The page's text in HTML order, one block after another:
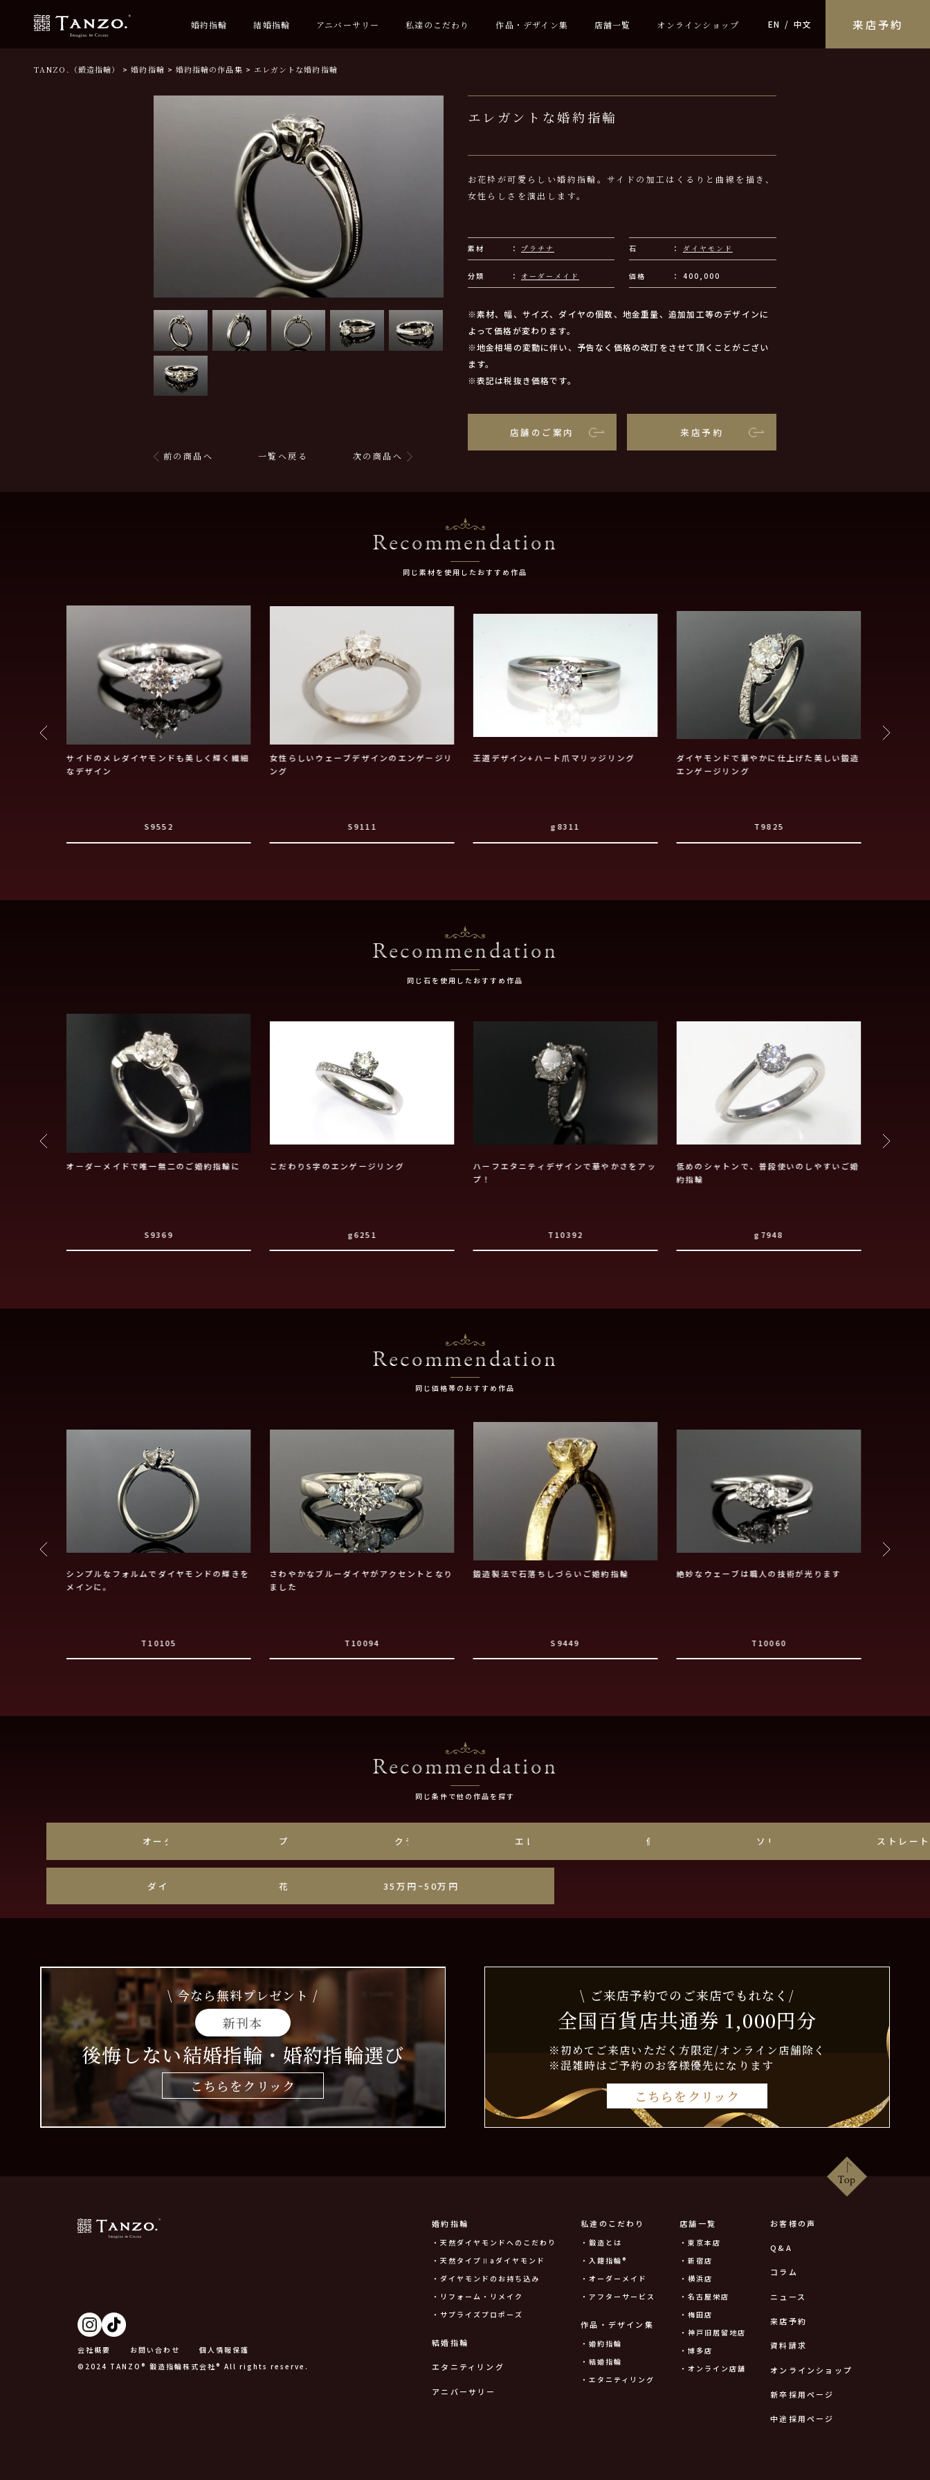
来店予約
婚約指輪 結婚指輪 アニバーサリー 私達のこだわり 作品・デザイン集 店舗一覧 オンラインショップ EN 中文
TANZO.（鍛造指輪） 婚約指輪 婚約指輪の作品集 エレガントな婚約指輪
エレガントな婚約指輪
お花枠が可愛らしい婚約指輪。サイドの加工はくるりと曲線を描き、
女性らしさを演出します。
素材 プラチナ 石 ダイヤモンド
分類 オーダーメイド 価格 400,000
※素材、幅、サイズ、ダイヤの個数、地金重量、追加加工等のデザインに
よって価格が変わります。
※地金相場の変動に伴い、予告なく価格の改訂をさせて頂くことがござい
ます。
※表記は税抜き価格です。
店舗のご案内 来店予約
前の商品へ 一覧へ戻る 次の商品へ
Recommendation
同じ素材を使用したおすすめ作品
サイドのメレダイヤモンドも美しく輝く繊細
なデザイン
S9552
女性らしいウェーブデザインのエンゲージリ
ング
S9111
王道デザイン+ハート爪マリッジリング
g8311
ダイヤモンドで華やかに仕上げた美しい鍛造
エンゲージリング
T9825
Recommendation
同じ石を使用したおすすめ作品
オーダーメイドで唯一無二のご婚約指輪に
S9369
こだわりS字のエンゲージリング
g6251
ハーフエタニティデザインで華やかさをアッ
プ！
T10392
低めのシャトンで、普段使いのしやすいご婚
約指輪
g7948
Recommendation
同じ価格帯のおすすめ作品
シンプルなフォルムでダイヤモンドの輝きを
メインに。
T10105
さわやかなブルーダイヤがアクセントとなり
ました
T10094
鍛造製法で石落ちしづらいご婚約指輪
S9449
絶妙なウェーブは職人の技術が光ります
T10060
Recommendation
同じ条件で他の作品を探す
オーダーメイド プラチナ クラシック エレガント 個性派 ソリティア ストレート
ダイヤモンド 花枠・他 35万円~50万円
\ 今なら無料プレゼント /
新刊本
後悔しない結婚指輪・婚約指輪選び
こちらをクリック
\ ご来店予約でのご来店でもれなく/
全国百貨店共通券 1,000円分
※初めてご来店いただく方限定/オンライン店舗除く
※混雑時はご予約のお客様優先になります
こちらをクリック
会社概要 お問い合わせ
個人情報保護
©2024 TANZO® 鍛造指輪株式会社® All rights reserve.
婚約指輪
・天然ダイヤモンドへのこだわり
・天然タイプⅡaダイヤモンド
・ダイヤモンドのお持ち込み
・リフォーム・リメイク
・サプライズプロポーズ
結婚指輪
エタニティリング
アニバーサリー
私達のこだわり
・鍛造とは
・入籍指輪®
・オーダーメイド
・アフターサービス
作品・デザイン集
・婚約指輪
・結婚指輪
・エタニティリング
店舗一覧
・東京本店
・新宿店
・横浜店
・名古屋栄店
・梅田店
・神戸旧居留地店
・博多店
・オンライン店舗
お客様の声
Q&A
コラム
ニュース
来店予約
資料請求
オンラインショップ
新卒採用ページ
中途採用ページ